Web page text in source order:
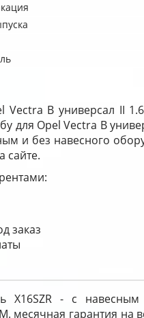
Vectra B универсал II
для Opel Vectra B
и без навесного
сайте.
заказ
X16SZR - с
месячная гарантия на